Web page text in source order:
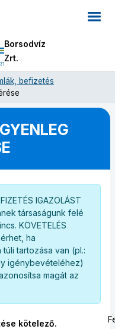
Borsodvíz
Zrt.
befizetés
IGAZOLÁST
társaságunk felé
KÖVETELÉS
ha
tartozása van (pl.:
igénybevételéhez)
magát az
kötelező.